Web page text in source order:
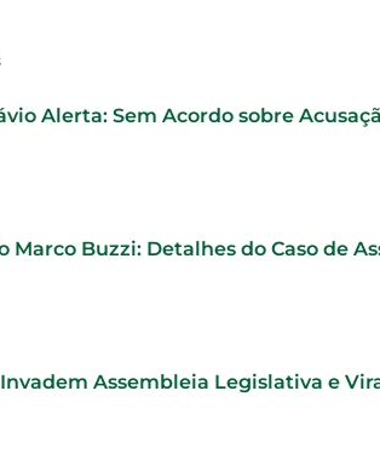
Alerta: Sem Acordo sobre
Marco Buzzi: Detalhes do Caso de
Assembleia Legislativa e